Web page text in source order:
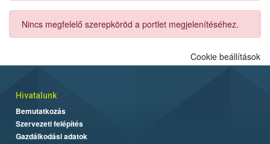
Nincs megfelelő szerepköröd a portlet megjelenítéséhez.
Cookie beállítások
Hivatalunk
Bemutatkozás
Szervezeti felépítés
Gazdálkodási adatok